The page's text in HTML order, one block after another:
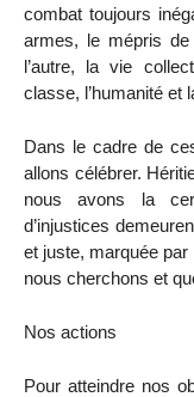
combat toujours
armes, le mépris de
l’autre, la vie
classe, l’humanité et
Dans le cadre de
allons célébrer.
nous avons la
d’injustices
et juste, marquée par
nous cherchons et
Nos actions
Pour atteindre nos